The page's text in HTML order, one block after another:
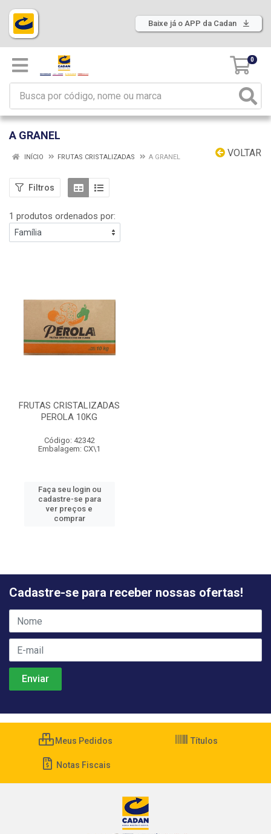
Baixe já o APP da Cadan
0
A GRANEL
VOLTAR
INÍCIO FRUTAS CRISTALIZADAS A GRANEL
Filtros
1 produtos ordenados por:
FRUTAS CRISTALIZADAS
PEROLA 10KG
Código: 42342
Embalagem: CX\1
Faça seu login ou
cadastre-se para
ver preços e
comprar
Cadastre-se para receber nossas ofertas!
Meus Pedidos Títulos
Notas Fiscais